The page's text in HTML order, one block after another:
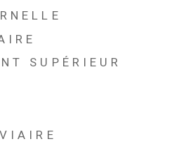
SUPÉRIEUR